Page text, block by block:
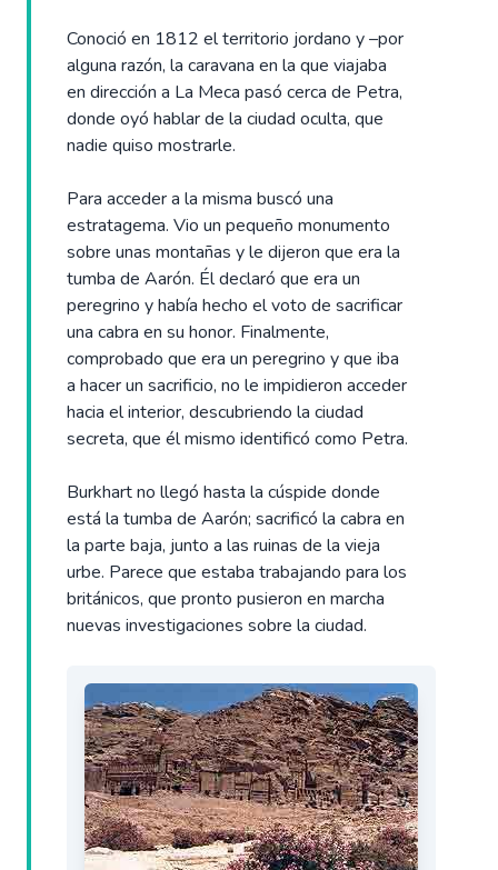
Conoció en 1812 el territorio jordano y –por
alguna razón, la caravana en la que viajaba
en dirección a La Meca pasó cerca de Petra,
donde oyó hablar de la ciudad oculta, que
nadie quiso mostrarle.
Para acceder a la misma buscó una
estratagema. Vio un pequeño monumento
sobre unas montañas y le dijeron que era la
tumba de Aarón. Él declaró que era un
peregrino y había hecho el voto de sacrificar
una cabra en su honor. Finalmente,
comprobado que era un peregrino y que iba
a hacer un sacrificio, no le impidieron acceder
hacia el interior, descubriendo la ciudad
secreta, que él mismo identificó como Petra.
Burkhart no llegó hasta la cúspide donde
está la tumba de Aarón; sacrificó la cabra en
la parte baja, junto a las ruinas de la vieja
urbe. Parece que estaba trabajando para los
británicos, que pronto pusieron en marcha
nuevas investigaciones sobre la ciudad.